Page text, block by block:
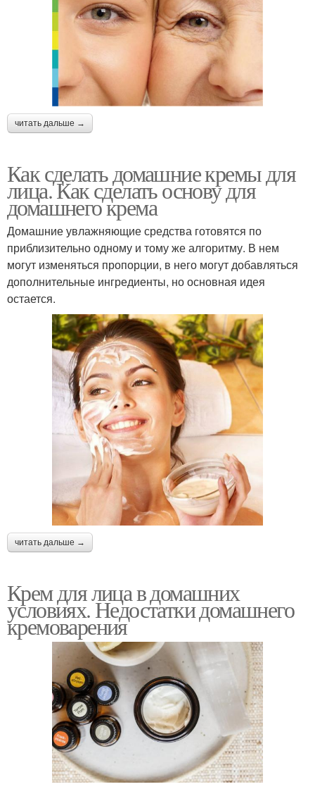
читать дальше →
Как сделать домашние кремы для
лица. Как сделать основу для
домашнего крема
Домашние увлажняющие средства готовятся по
приблизительно одному и тому же алгоритму. В нем
могут изменяться пропорции, в него могут добавляться
дополнительные ингредиенты, но основная идея
остается.
читать дальше →
Крем для лица в домашних
условиях. Недостатки домашнего
кремоварения